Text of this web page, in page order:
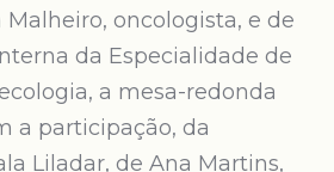
oncologista, e de
da Especialidade de
a mesa-redonda
a participação, da
Liladar, de Ana Martins,